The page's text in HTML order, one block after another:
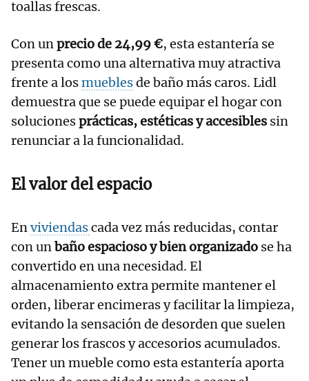
toallas frescas.
Con unprecio de 24,99 €, esta estantería se
presenta como una alternativa muy atractiva
frente a losmueblesde baño más caros. Lidl
demuestra que se puede equipar el hogar con
solucionesprácticas, estéticas y accesibles sin
renunciar a la funcionalidad.
El valor del espacio
Enviviendascada vez más reducidas, contar
con unbaño espacioso y bien organizado se ha
convertido en una necesidad. El
almacenamiento extra permite mantener el
orden, liberar encimeras y facilitar la limpieza,
evitando la sensación de desorden que suelen
generar los frascos y accesorios acumulados.
Tener un mueble como esta estantería aporta